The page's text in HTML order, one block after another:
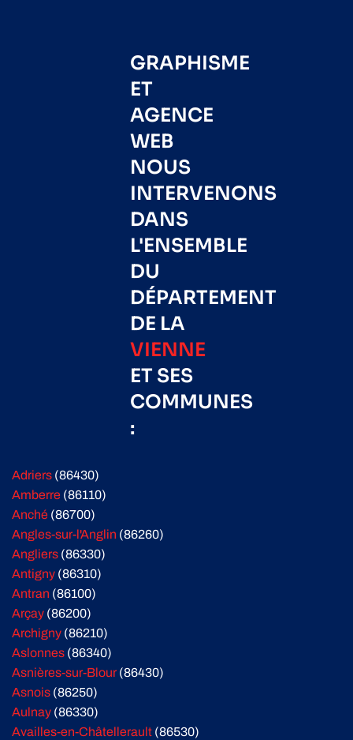
GRAPHISME
ET
AGENCE
WEB
NOUS
INTERVENONS
DANS
L'ENSEMBLE
DU
DÉPARTEMENT
DE LA
VIENNE
ET SES
COMMUNES
:
Adriers (86430)
Amberre (86110)
Anché (86700)
Angles-sur-l'Anglin (86260)
Angliers (86330)
Antigny (86310)
Antran (86100)
Arçay (86200)
Archigny (86210)
Aslonnes (86340)
Asnières-sur-Blour(86430)
Asnois (86250)
Aulnay (86330)
Availles-en-Châtellerault (86530)